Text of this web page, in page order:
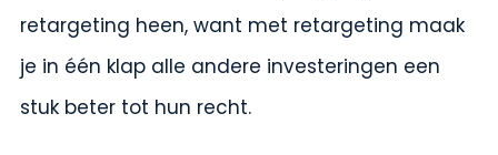
retargeting heen, want met retargeting maak
je in één klap alle andere investeringen een
stuk beter tot hun recht.